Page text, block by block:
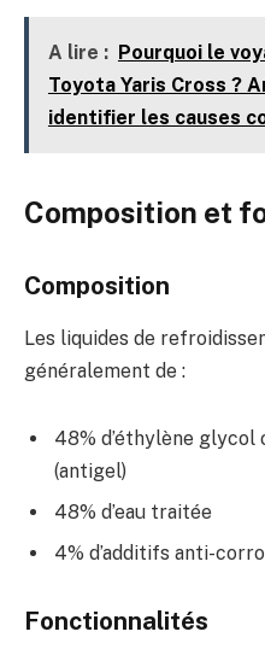
A lire : Pourquoi le
Toyota Yaris Cross ?
identifier les causes
Composition et
Composition
Les liquides de
généralement de :
48% d’éthylène
(antigel)
48% d’eau traitée
4% d’additifs anti-
Fonctionnalités